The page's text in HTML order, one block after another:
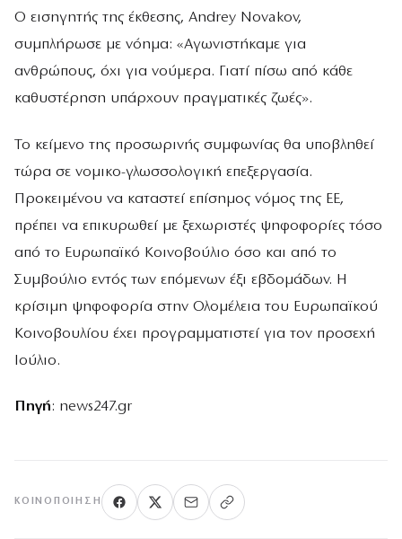
Ο εισηγητής της έκθεσης, Andrey Novakov,
συμπλήρωσε με νόημα: «Αγωνιστήκαμε για
ανθρώπους, όχι για νούμερα. Γιατί πίσω από κάθε
καθυστέρηση υπάρχουν πραγματικές ζωές».
Το κείμενο της προσωρινής συμφωνίας θα υποβληθεί
τώρα σε νομικο-γλωσσολογική επεξεργασία.
Προκειμένου να καταστεί επίσημος νόμος της ΕΕ,
πρέπει να επικυρωθεί με ξεχωριστές ψηφοφορίες τόσο
από το Ευρωπαϊκό Κοινοβούλιο όσο και από το
Συμβούλιο εντός των επόμενων έξι εβδομάδων. Η
κρίσιμη ψηφοφορία στην Ολομέλεια του Ευρωπαϊκού
Κοινοβουλίου έχει προγραμματιστεί για τον προσεχή
Ιούλιο.
Πηγή: news247.gr
ΚΟΙΝΟΠΟΊΗΣΗ